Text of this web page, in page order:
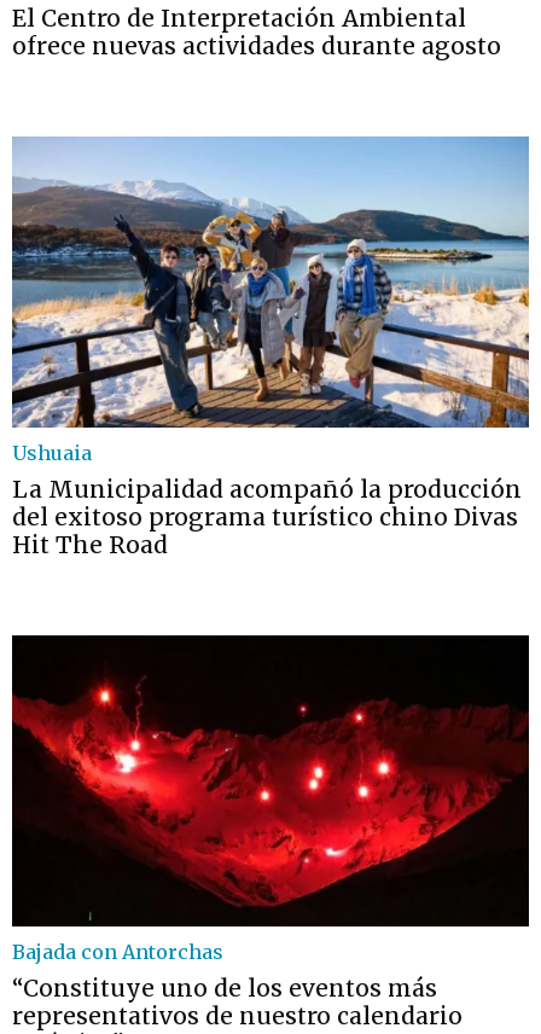
El Centro de Interpretación Ambiental
ofrece nuevas actividades durante agosto
Ushuaia
La Municipalidad acompañó la producción
del exitoso programa turístico chino Divas
Hit The Road
Bajada con Antorchas
“Constituye uno de los eventos más
representativos de nuestro calendario